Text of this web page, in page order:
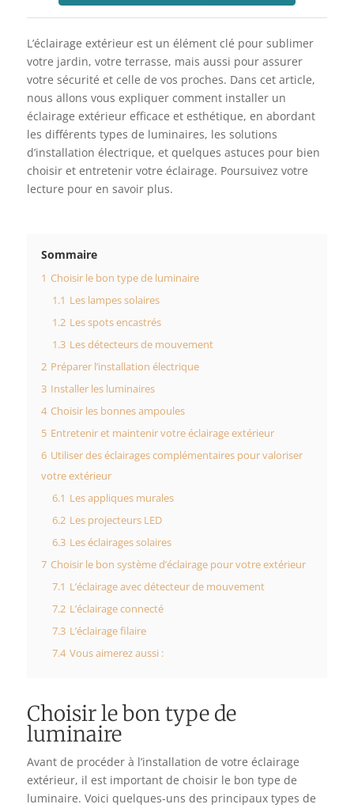
L’éclairage extérieur est un élément clé pour sublimer
votre jardin, votre terrasse, mais aussi pour assurer
votre sécurité et celle de vos proches. Dans cet article,
nous allons vous expliquer comment installer un
éclairage extérieur efficace et esthétique, en abordant
les différents types de luminaires, les solutions
d’installation électrique, et quelques astuces pour bien
choisir et entretenir votre éclairage. Poursuivez votre
lecture pour en savoir plus.
Sommaire
1 Choisir le bon type de luminaire
1.1 Les lampes solaires
1.2 Les spots encastrés
1.3 Les détecteurs de mouvement
2 Préparer l’installation électrique
3 Installer les luminaires
4 Choisir les bonnes ampoules
5 Entretenir et maintenir votre éclairage extérieur
6 Utiliser des éclairages complémentaires pour valoriser
votre extérieur
6.1 Les appliques murales
6.2 Les projecteurs LED
6.3 Les éclairages solaires
7 Choisir le bon système d’éclairage pour votre extérieur
7.1 L’éclairage avec détecteur de mouvement
7.2 L’éclairage connecté
7.3 L’éclairage filaire
7.4 Vous aimerez aussi :
Choisir le bon type de
luminaire
Avant de procéder à l’installation de votre éclairage
extérieur, il est important de choisir le bon type de
luminaire. Voici quelques-uns des principaux types de